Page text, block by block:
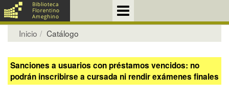
Inicio Catálogo
Sanciones a usuarios con préstamos vencidos: no
podrán inscribirse a cursada ni rendir exámenes finales